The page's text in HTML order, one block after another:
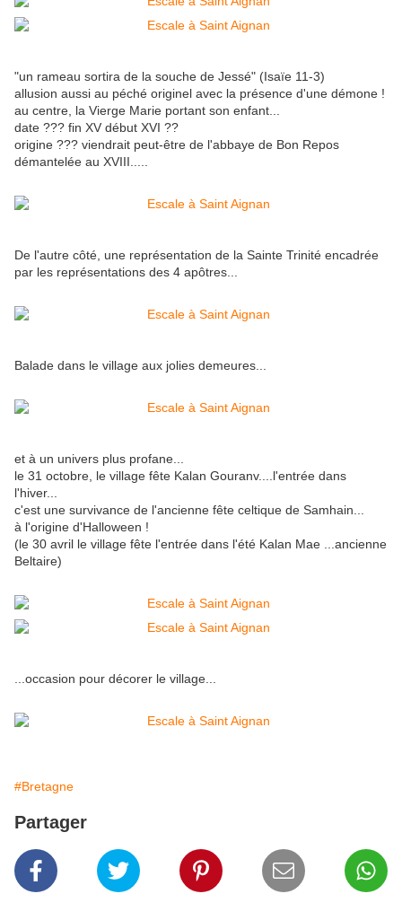
"un rameau sortira de la souche de Jessé" (Isaïe 11-3)
allusion aussi au péché originel avec la présence d'une démone !
au centre, la Vierge Marie portant son enfant...
date ??? fin XV début XVI ??
origine ??? viendrait peut-être de l'abbaye de Bon Repos
démantelée au XVIII.....
De l'autre côté, une représentation de la Sainte Trinité encadrée
par les représentations des 4 apôtres...
Balade dans le village aux jolies demeures...
et à un univers plus profane...
le 31 octobre, le village fête Kalan Gouranv....l'entrée dans
l'hiver...
c'est une survivance de l'ancienne fête celtique de Samhain...
à l'origine d'Halloween !
(le 30 avril le village fête l'entrée dans l'été Kalan Mae ...ancienne
Beltaire)
...occasion pour décorer le village...
#Bretagne
Partager